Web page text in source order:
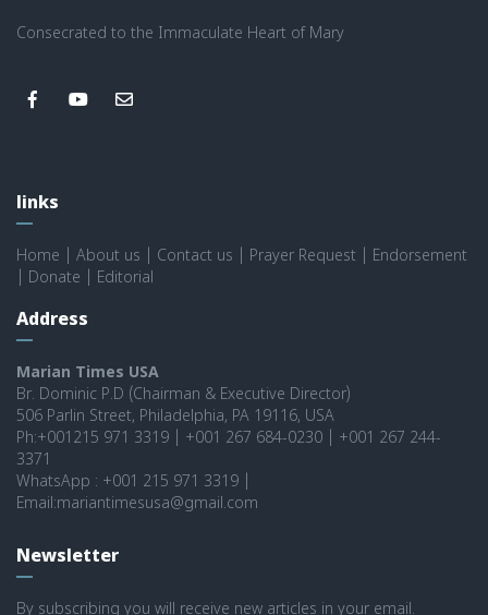
Consecrated to the Immaculate Heart of Mary
links
Home About us Contact us Prayer Request
Endorsement
Donate Editorial
Address
Marian Times USA
Br. Dominic P.D (Chairman & Executive Director)
506 Parlin Street, Philadelphia, PA 19116, USA
Ph:+001215 971 3319 | +001 267 684-0230 | +001 267 244-
3371
WhatsApp : +001 215 971 3319 |
Email:mariantimesusa@gmail.com
Newsletter
By subscribing you will receive new articles in your email.